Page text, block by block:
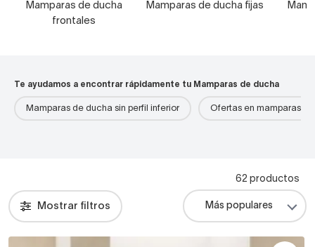
Mamparas de ducha
frontales
Mamparas de ducha fijas
Te ayudamos a encontrar rápidamente tu Mamparas de ducha
Mamparas de ducha sin perfil inferior Ofertas en mamparas
Mostrar filtros
62 productos